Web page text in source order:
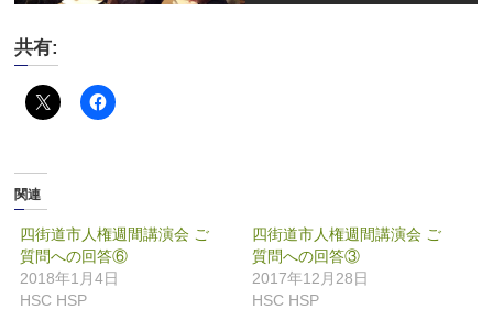
共有:
関連
四街道市人権週間講演会 ご
質問への回答⑥
2018年1月4日
HSC HSP
四街道市人権週間講演会 ご
質問への回答③
2017年12月28日
HSC HSP